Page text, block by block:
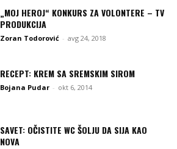
„MOJ HEROJ“ KONKURS ZA VOLONTERE – TV
PRODUKCIJA
Zoran Todorović - avg 24, 2018
RECEPT: KREM SA SREMSKIM SIROM
Bojana Pudar - okt 6, 2014
SAVET: OČISTITE WC ŠOLJU DA SIJA KAO
NOVA